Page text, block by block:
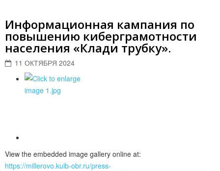
Информационная кампания по
повышению киберграмотности
населения «Клади трубку».
11 ОКТЯБРЯ 2024
View the embedded image gallery online at:
https://millerovo.kuib-obr.ru/press-